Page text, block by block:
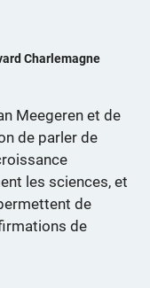
Charlemagne
Meegeren et de
de parler de
les sciences, et
de
de